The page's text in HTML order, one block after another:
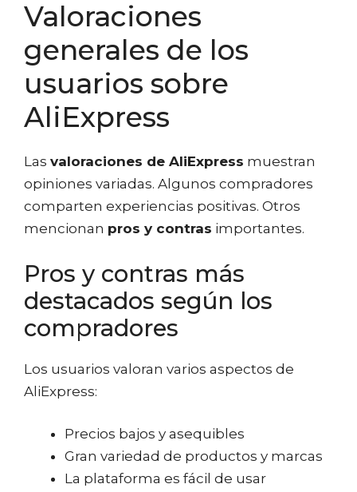
Valoraciones
generales de los
usuarios sobre
AliExpress
Las valoraciones de AliExpress muestran
opiniones variadas. Algunos compradores
comparten experiencias positivas. Otros
mencionan pros y contras importantes.
Pros y contras más
destacados según los
compradores
Los usuarios valoran varios aspectos de
AliExpress:
Precios bajos y asequibles
Gran variedad de productos y marcas
La plataforma es fácil de usar